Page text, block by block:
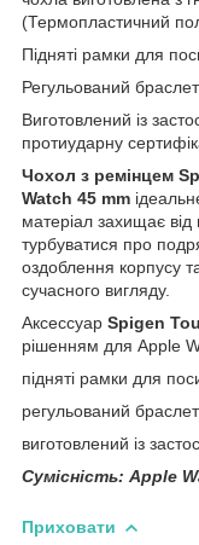
(Термопластичний
Підняті рамки для
Регульований
Виготовлений із
протиударну
Чохол з ремінцем
Watch 45 mm
матеріал захищає
турбуватися про
оздоблення корпусу
сучасного вигляду.
Аксессуар Spigen
рішенням для Apple
підняті рамки для
регульований
виготовлений із
Сумісність: Apple
Приховати